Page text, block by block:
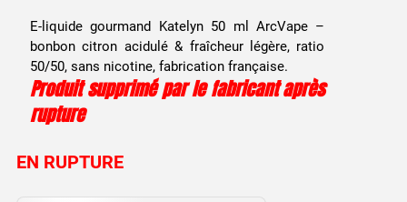
initial
était :
actuel
est :
E-liquide gourmand Katelyn 50 ml ArcVape –
bonbon citron acidulé & fraîcheur légère, ratio
50/50, sans nicotine, fabrication française.
Produit supprimé par le fabricant après
rupture
EN RUPTURE